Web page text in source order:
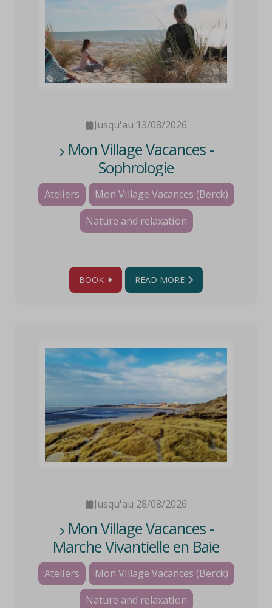
Jusqu'au 13/08/2026
Mon Village Vacances -
Sophrologie
Ateliers
Mon Village Vacances (Berck)
Nature and relaxation
BOOK READ MORE
Jusqu'au 28/08/2026
Mon Village Vacances -
Marche Vivantielle en Baie
d'Authie
Ateliers
Mon Village Vacances (Berck)
Nature and relaxation